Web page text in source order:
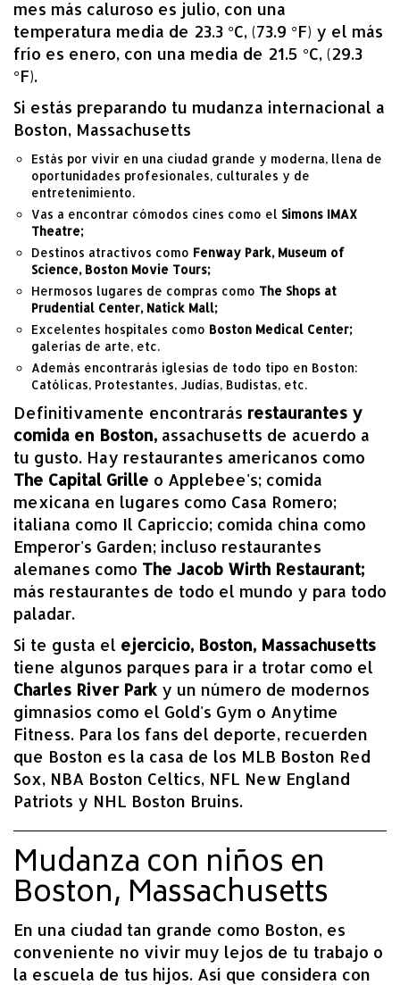
mes más caluroso es julio, con una
temperatura media de 23.3 °C, (73.9 °F) y el más
frío es enero, con una media de 21.5 °C, (29.3
°F).
Si estás preparando tu mudanza internacional a
Boston, Massachusetts
Estás por vivir en una ciudad grande y moderna, llena de
oportunidades profesionales, culturales y de
entretenimiento.
Vas a encontrar cómodos cines como el Simons IMAX
Theatre;
Destinos atractivos como Fenway Park, Museum of
Science, Boston Movie Tours;
Hermosos lugares de compras como The Shops at
Prudential Center, Natick Mall;
Excelentes hospitales como Boston Medical Center;
galerías de arte, etc.
Además encontrarás iglesias de todo tipo en Boston:
Católicas, Protestantes, Judías, Budistas, etc.
Definitivamente encontrarás restaurantes y
comida en Boston, assachusetts de acuerdo a
tu gusto. Hay restaurantes americanos como
The Capital Grille o Applebee's; comida
mexicana en lugares como Casa Romero;
italiana como Il Capriccio; comida china como
Emperor's Garden; incluso restaurantes
alemanes como The Jacob Wirth Restaurant;
más restaurantes de todo el mundo y para todo
paladar.
Si te gusta el ejercicio, Boston, Massachusetts
tiene algunos parques para ir a trotar como el
Charles River Park y un número de modernos
gimnasios como el Gold's Gym o Anytime
Fitness. Para los fans del deporte, recuerden
que Boston es la casa de los MLB Boston Red
Sox, NBA Boston Celtics, NFL New England
Patriots y NHL Boston Bruins.
Mudanza con niños en
Boston, Massachusetts
En una ciudad tan grande como Boston, es
conveniente no vivir muy lejos de tu trabajo o
la escuela de tus hijos. Así que considera con